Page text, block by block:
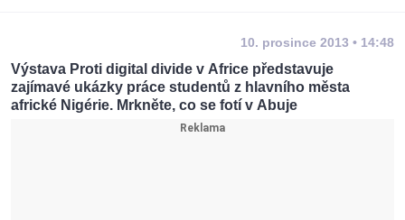
10. prosince 2013 • 14:48
Výstava Proti digital divide v Africe představuje
zajímavé ukázky práce studentů z hlavního města
africké Nigérie. Mrkněte, co se fotí v Abuje